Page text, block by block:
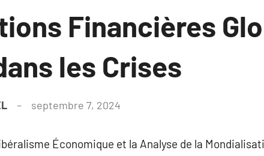
Financières
les Crises
septembre 7, 2024
Économique et la Analyse de la